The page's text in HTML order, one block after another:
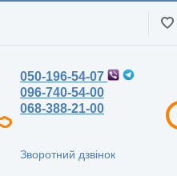
050-196-54-07
096-740-54-00
068-388-21-00
Зворотний дзвінок